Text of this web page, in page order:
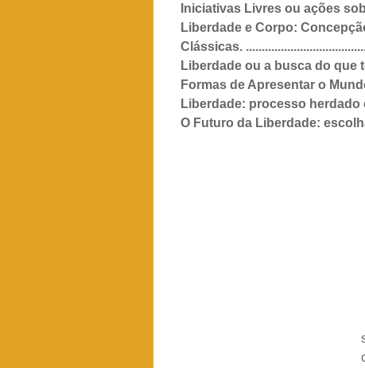
Iniciativas Livres ou ações
Liberdade e Corpo:
Clássicas.
Liberdade ou a busca do que
Formas de Apresentar o
Liberdade: processo herdado e
O Futuro da Liberdade: